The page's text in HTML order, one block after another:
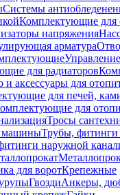
Системы
Комплектующие для
напряжения
арматура
для радиаторов
и аксессуары для
для печей,
для
Тросы
машиныТрубы, фитинги
наружной
для воротКрепежные
ГвоздиАнкеры,